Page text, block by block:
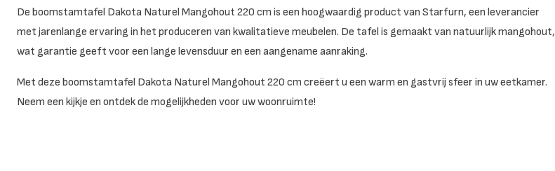
De boomstamtafel Dakota Naturel Mangohout 220 cm is een hoogwaardig product van Starfurn, een leverancier
met jarenlange ervaring in het produceren van kwalitatieve meubelen. De tafel is gemaakt van natuurlijk mangohout,
wat garantie geeft voor een lange levensduur en een aangename aanraking.
Met deze boomstamtafel Dakota Naturel Mangohout 220 cm creëert u een warm en gastvrij sfeer in uw eetkamer.
Neem een kijkje en ontdek de mogelijkheden voor uw woonruimte!